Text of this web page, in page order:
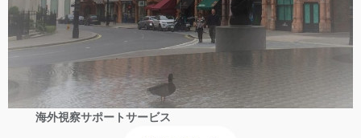
海外視察サポートサービス